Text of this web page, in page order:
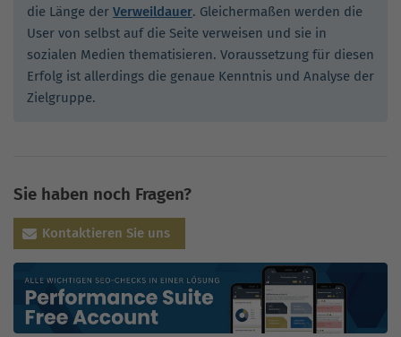
die Länge der Verweildauer. Gleichermaßen werden die
User von selbst auf die Seite verweisen und sie in
sozialen Medien thematisieren. Voraussetzung für diesen
Erfolg ist allerdings die genaue Kenntnis und Analyse der
Zielgruppe.
Sie haben noch Fragen?
Kontaktieren Sie uns